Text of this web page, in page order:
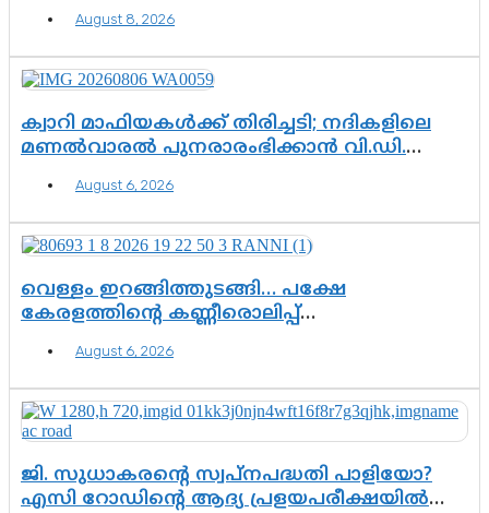
എന്നത് മാത്രം അല്ല—ആയങ്കി
കസ്റ്റഡിയിലായാൽ പുറത്തുവരുക
എന്തൊക്കെ വിവരങ്ങൾ?”
August 8, 2026
ക്വാറി മാഫിയകൾക്ക് തിരിച്ചടി; നദികളിലെ
മണൽവാരൽ പുനരാരംഭിക്കാൻ വി.ഡി.
August 6, 2026
വെള്ളം ഇറങ്ങിത്തുടങ്ങി… പക്ഷേ
കേരളത്തിന്റെ കണ്ണീരൊലിപ്പ്
August 6, 2026
ജി. സുധാകരന്റെ സ്വപ്നപദ്ധതി പാളിയോ?
എസി റോഡിന്റെ ആദ്യ പ്രളയപരീക്ഷയിൽ